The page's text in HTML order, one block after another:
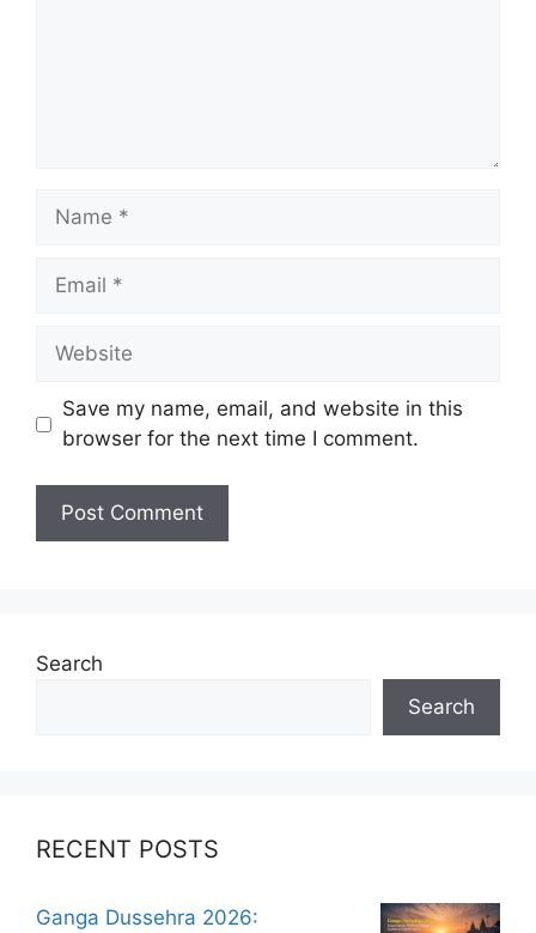
Name
Email
Website
Save my name, email, and website in this
browser for the next time I comment.
Search
Search
RECENT POSTS
Ganga Dussehra 2026: